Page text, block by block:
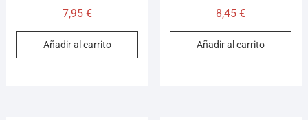
7,95 €
Añadir al carrito
8,45€
Añadir al carrito